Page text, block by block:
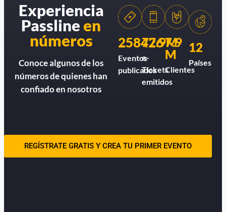
Experiencia
Passlineen
números
Conoce algunos de los
números de quienes han
confiado en nosotros
258426
Eventos
publicados
77.9M
e-
Tickets
emitidos
7.9
M
Clientes
12
Países
REGÍSTRATE GRATIS Y CREA TU PRIMER EVENTO